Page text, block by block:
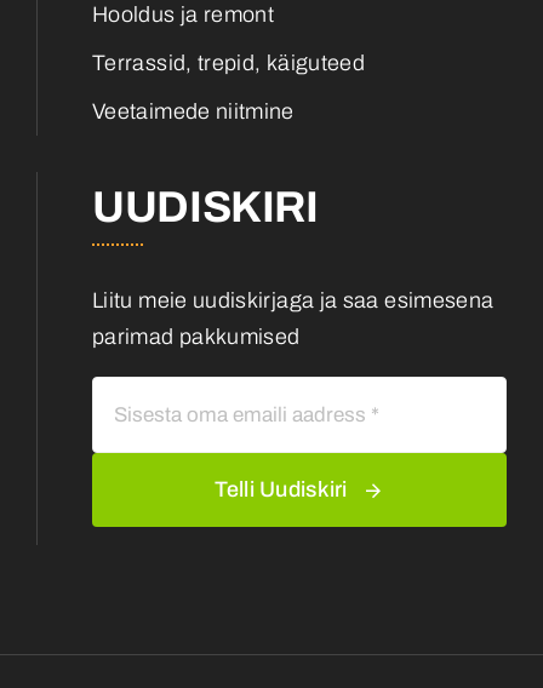
Hooldus ja remont
Terrassid, trepid, käiguteed
Veetaimede niitmine
UUDISKIRI
Liitu meie uudiskirjaga ja saa esimesena
parimad pakkumised
Telli Uudiskiri